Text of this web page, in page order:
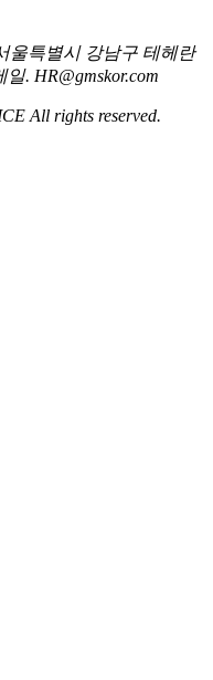
울특별시 강남구 테헤란
일. HR@gmskor.com
All rights reserved.